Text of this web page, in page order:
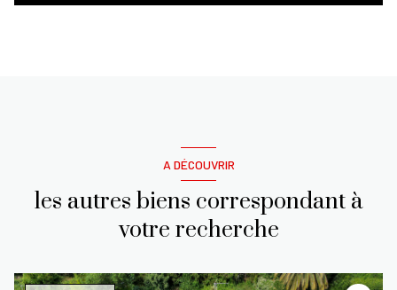
A DÉCOUVRIR
les autres biens correspondant à
votre recherche